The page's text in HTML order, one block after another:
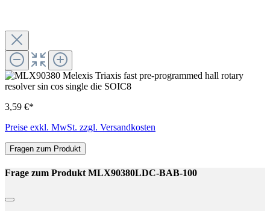
3,59 €*
Preise exkl. MwSt. zzgl. Versandkosten
Fragen zum Produkt
Frage zum Produkt MLX90380LDC-BAB-100